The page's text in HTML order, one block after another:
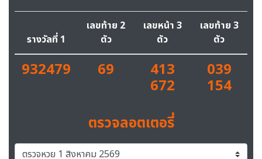
รางวัลที่ 1
เลขท้าย 2
ตัว
เลขหน้า 3
ตัว
เลขท้าย 3
ตัว
932479 69 413
672
039
154
ตรวจลอตเตอรี่